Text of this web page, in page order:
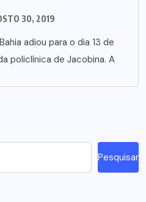
30, 2019
adiou para o dia 13 de
policlínica de Jacobina. A
Pesquisar